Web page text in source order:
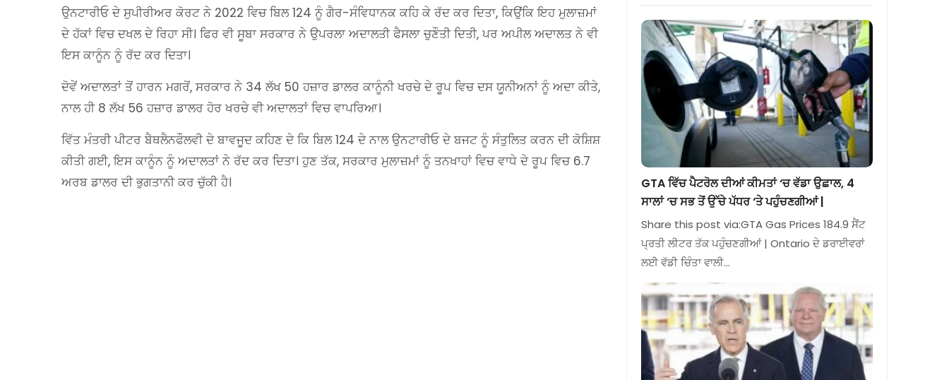
ਉਨਟਾਰੀਓ ਦੇ ਸੁਪੀਰੀਅਰ ਕੋਰਟ ਨੇ 2022 ਵਿਚ ਬਿਲ 124 ਨੂੰ ਗੈਰ-ਸੰਵਿਧਾਨਕ ਕਹਿ ਕੇ ਰੱਦ ਕਰ ਦਿਤਾ, ਕਿਉਂਕਿ ਇਹ ਮੁਲਾਜ਼ਮਾਂ
ਦੇ ਹੱਕਾਂ ਵਿਚ ਦਖਲ ਦੇ ਰਿਹਾ ਸੀ। ਫਿਰ ਵੀ ਸੂਬਾ ਸਰਕਾਰ ਨੇ ਉਪਰਲਾ ਅਦਾਲਤੀ ਫੈਸਲਾ ਚੁਣੌਤੀ ਦਿਤੀ, ਪਰ ਅਪੀਲ ਅਦਾਲਤ ਨੇ ਵੀ
ਇਸ ਕਾਨੂੰਨ ਨੂੰ ਰੱਦ ਕਰ ਦਿਤਾ।
ਦੋਵੇਂ ਅਦਾਲਤਾਂ ਤੋਂ ਹਾਰਨ ਮਗਰੋਂ, ਸਰਕਾਰ ਨੇ 34 ਲੱਖ 50 ਹਜ਼ਾਰ ਡਾਲਰ ਕਾਨੂੰਨੀ ਖਰਚੇ ਦੇ ਰੂਪ ਵਿਚ ਦਸ ਯੂਨੀਅਨਾਂ ਨੂੰ ਅਦਾ ਕੀਤੇ,
ਨਾਲ ਹੀ 8 ਲੱਖ 56 ਹਜ਼ਾਰ ਡਾਲਰ ਹੋਰ ਖਰਚੇ ਵੀ ਅਦਾਲਤਾਂ ਵਿਚ ਵਾਪਰਿਆ।
ਵਿੱਤ ਮੰਤਰੀ ਪੀਟਰ ਬੈਥਲੈਨਫੌਲਵੀ ਦੇ ਬਾਵਜੂਦ ਕਹਿਣ ਦੇ ਕਿ ਬਿਲ 124 ਦੇ ਨਾਲ ਉਨਟਾਰੀਓ ਦੇ ਬਜਟ ਨੂੰ ਸੰਤੁਲਿਤ ਕਰਨ ਦੀ ਕੋਸ਼ਿਸ਼
ਕੀਤੀ ਗਈ, ਇਸ ਕਾਨੂੰਨ ਨੂੰ ਅਦਾਲਤਾਂ ਨੇ ਰੱਦ ਕਰ ਦਿਤਾ। ਹੁਣ ਤੱਕ, ਸਰਕਾਰ ਮੁਲਾਜ਼ਮਾਂ ਨੂੰ ਤਨਖਾਹਾਂ ਵਿਚ ਵਾਧੇ ਦੇ ਰੂਪ ਵਿਚ 6.7
ਅਰਬ ਡਾਲਰ ਦੀ ਭੁਗਤਾਨੀ ਕਰ ਚੁੱਕੀ ਹੈ।
GTA ਵਿੱਚ ਪੈਟਰੋਲ ਦੀਆਂ ਕੀਮਤਾਂ ‘ਚ ਵੱਡਾ ਉਛਾਲ, 4
ਸਾਲਾਂ ‘ਚ ਸਭ ਤੋਂ ਉੱਚੇ ਪੱਧਰ ‘ਤੇ ਪਹੁੰਚਣਗੀਆਂ |
Share this post via:GTA Gas Prices 184.9 ਸੈਂਟ
ਪ੍ਰਤੀ ਲੀਟਰ ਤੱਕ ਪਹੁੰਚਣਗੀਆਂ | Ontario ਦੇ ਡਰਾਈਵਰਾਂ
ਲਈ ਵੱਡੀ ਚਿੰਤਾ ਵਾਲੀ…